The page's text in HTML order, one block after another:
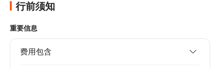
行前须知
重要信息
费用包含